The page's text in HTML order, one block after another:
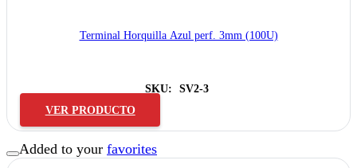
Terminal Horquilla Azul perf. 3mm (100U)
SKU:
SV2-3
VER PRODUCTO
Added to your favorites